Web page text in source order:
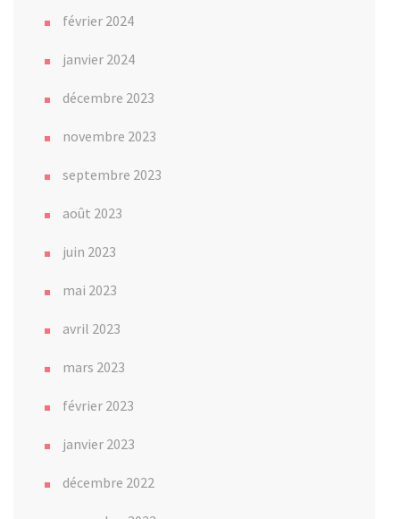
février 2024
janvier 2024
décembre 2023
novembre 2023
septembre 2023
août 2023
juin 2023
mai 2023
avril 2023
mars 2023
février 2023
janvier 2023
décembre 2022